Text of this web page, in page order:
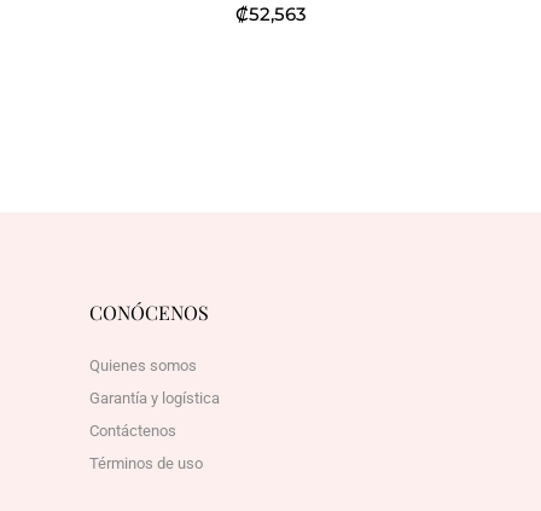
₡52,563
CONÓCENOS
Quienes somos
Garantía y logística
Contáctenos
Términos de uso